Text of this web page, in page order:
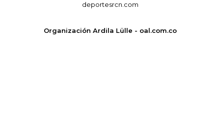
deportesrcn.com
Organización Ardila Lülle - oal.com.co